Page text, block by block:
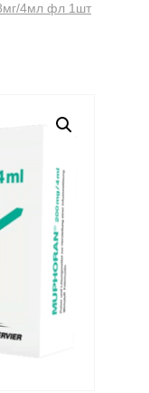
4мл фл 1шт